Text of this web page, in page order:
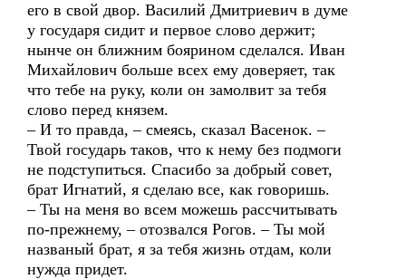
его в свой двор. Василий Дмитриевич в думе
у государя сидит и первое слово держит;
нынче он ближним боярином сделался. Иван
Михайлович больше всех ему доверяет, так
что тебе на руку, коли он замолвит за тебя
слово перед князем.
– И то правда, – смеясь, сказал Васенок. –
Твой государь таков, что к нему без подмоги
не подступиться. Спасибо за добрый совет,
брат Игнатий, я сделаю все, как говоришь.
– Ты на меня во всем можешь рассчитывать
по-прежнему, – отозвался Рогов. – Ты мой
названый брат, я за тебя жизнь отдам, коли
нужда придет.